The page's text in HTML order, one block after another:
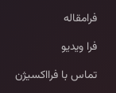
فرامقاله
فرا ویدیو
تماس با فرااکسیژن